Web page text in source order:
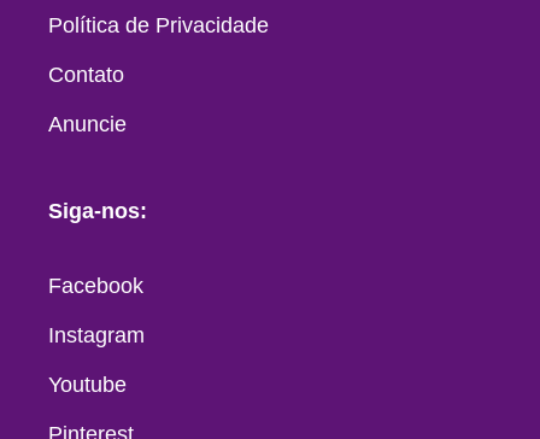
Política de Privacidade
Contato
Anuncie
Siga-nos:
Facebook
Instagram
Youtube
Pinterest